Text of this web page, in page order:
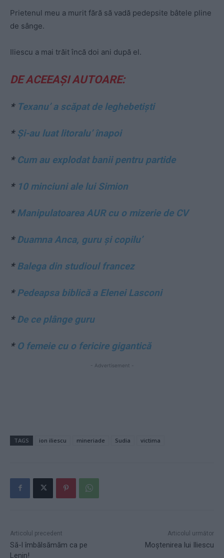
Prietenul meu a murit fără să vadă pedepsite bâtele pline
de sânge.
Iliescu a mai trăit încă doi ani după el.
DE ACEEAȘI AUTOARE:
* Texanu’ a scăpat de leghebetiști
* Și-au luat litoralu’ înapoi
* Cum au explodat banii pentru partide
* 10 minciuni ale lui Simion
* Manipulatoarea AUR cu o mizerie de CV
* Duamna Anca, guru și copilu’
* Balega din studioul francez
* Pedeapsa biblică a Elenei Lasconi
* De ce plânge guru
* O femeie cu o fericire gigantică
- Advertisement -
TAGS ion iliescu mineriade Sudia victima
Articolul precedent
Să-l îmbălsămăm ca pe
Lenin!
Articolul următor
Moștenirea lui Iliescu